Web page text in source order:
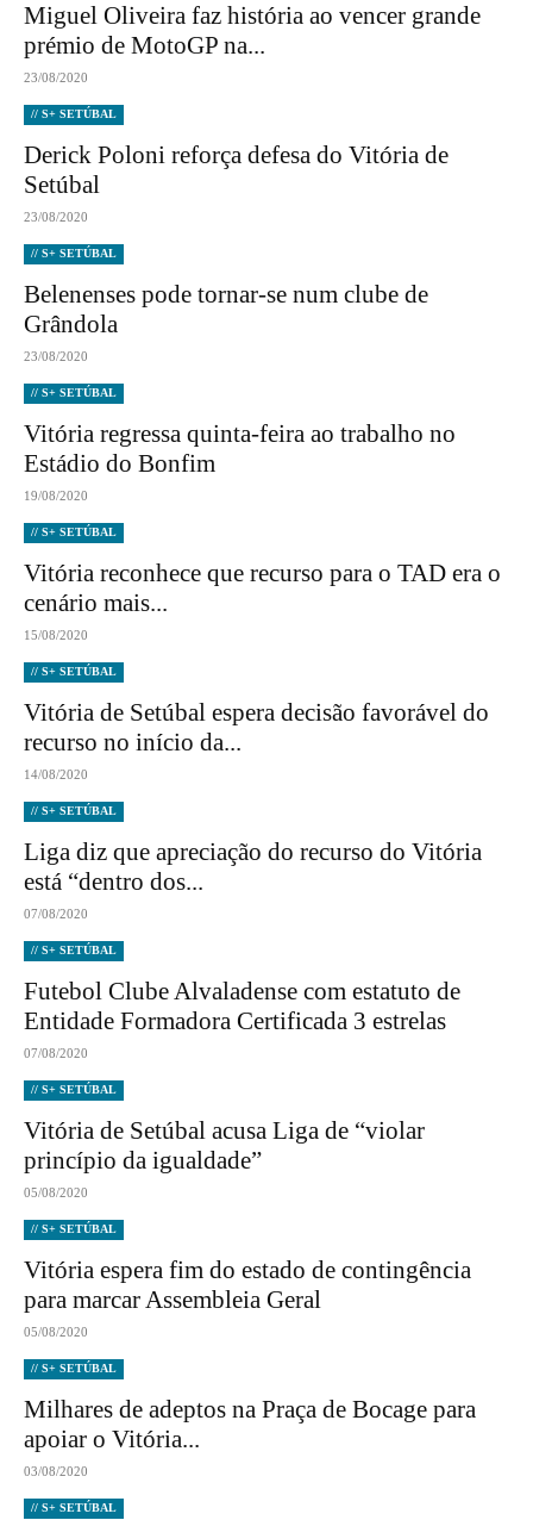
Miguel Oliveira faz história ao vencer grande
prémio de MotoGP na...
23/08/2020
// S+ SETÚBAL
Derick Poloni reforça defesa do Vitória de
Setúbal
23/08/2020
// S+ SETÚBAL
Belenenses pode tornar-se num clube de
Grândola
23/08/2020
// S+ SETÚBAL
Vitória regressa quinta-feira ao trabalho no
Estádio do Bonfim
19/08/2020
// S+ SETÚBAL
Vitória reconhece que recurso para o TAD era o
cenário mais...
15/08/2020
// S+ SETÚBAL
Vitória de Setúbal espera decisão favorável do
recurso no início da...
14/08/2020
// S+ SETÚBAL
Liga diz que apreciação do recurso do Vitória
está “dentro dos...
07/08/2020
// S+ SETÚBAL
Futebol Clube Alvaladense com estatuto de
Entidade Formadora Certificada 3 estrelas
07/08/2020
// S+ SETÚBAL
Vitória de Setúbal acusa Liga de “violar
princípio da igualdade”
05/08/2020
// S+ SETÚBAL
Vitória espera fim do estado de contingência
para marcar Assembleia Geral
05/08/2020
// S+ SETÚBAL
Milhares de adeptos na Praça de Bocage para
apoiar o Vitória...
03/08/2020
// S+ SETÚBAL